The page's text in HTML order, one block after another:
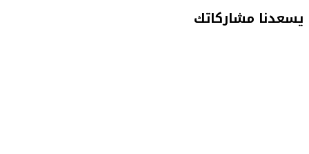
يسعدنا مشاركاتك